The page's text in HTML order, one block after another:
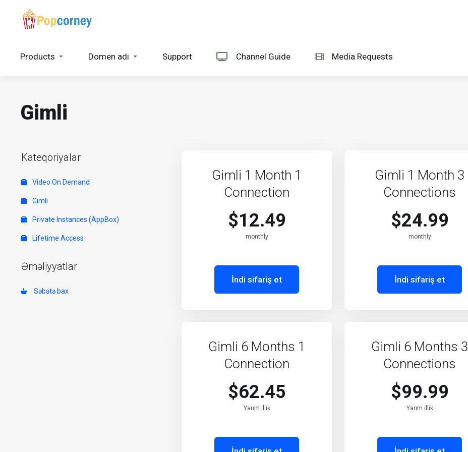
Products Domen adı Support Channel Guide Media Requests
Gimli
Kateqoriyalar
Video On Demand
Gimli
Private Instances (AppBox)
Lifetime Access
Əməliyyatlar
Səbətə bax
Gimli 1 Month 1
Connection
$12.49
monthly
İndi sifariş et
Gimli 1 Month 3
Connections
$24.99
monthly
İndi sifariş et
Gimli 6 Months 1
Connection
$62.45
Yarım illik
Gimli 6 Months 3
Connections
$99.99
Yarım illik